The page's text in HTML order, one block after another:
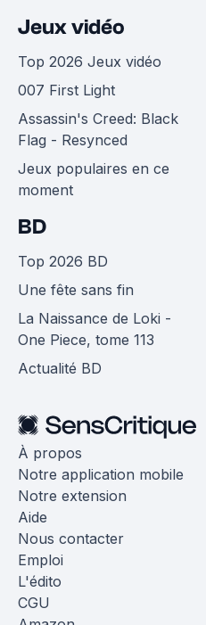
Jeux vidéo
Top 2026 Jeux vidéo
007 First Light
Assassin's Creed: Black
Flag - Resynced
Jeux populaires en ce
moment
BD
Top 2026 BD
Une fête sans fin
La Naissance de Loki -
One Piece, tome 113
Actualité BD
À propos
Notre application mobile
Notre extension
Aide
Nous contacter
Emploi
L'édito
CGU